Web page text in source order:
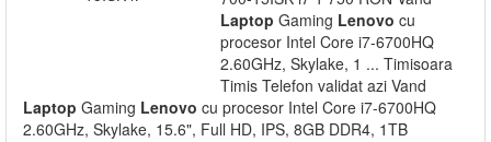
Laptop Gaming Lenovo cu
procesor Intel Core i7-6700HQ
2.60GHz, Skylake, 1 ... Timisoara
Timis Telefon validat azi Vand
Laptop Gaming Lenovo cu procesor Intel Core i7-6700HQ
2.60GHz, Skylake, 15.6", Full HD, IPS, 8GB DDR4, 1TB